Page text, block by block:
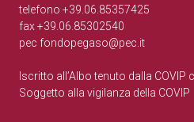
telefono +39.06.85357425
fax +39.06.85302540
pec fondopegaso@pec.it
Iscritto all’Albo tenuto dalla COVIP
Soggetto alla vigilanza della COVIP